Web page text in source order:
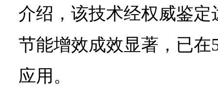
介绍，该技术经权威鉴
节能增效成效显著，已在
应用。